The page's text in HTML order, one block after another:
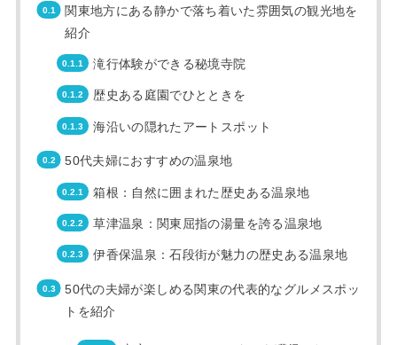
関東地方にある静かで落ち着いた雰囲気の観光地を
紹介
滝行体験ができる秘境寺院
歴史ある庭園でひとときを
海沿いの隠れたアートスポット
50代夫婦におすすめの温泉地
箱根：自然に囲まれた歴史ある温泉地
草津温泉：関東屈指の湯量を誇る温泉地
伊香保温泉：石段街が魅力の歴史ある温泉地
50代の夫婦が楽しめる関東の代表的なグルメスポッ
トを紹介